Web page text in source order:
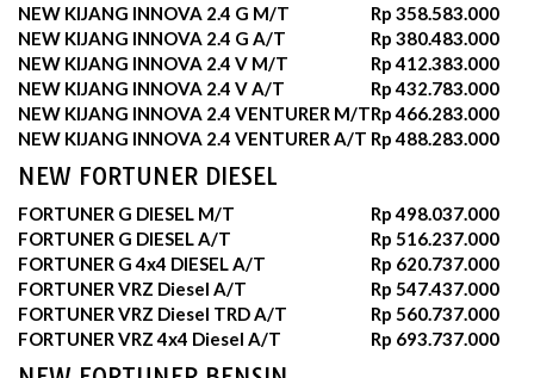
NEW KIJANG INNOVA 2.4 G M/T
Rp 358.583.000
NEW KIJANG INNOVA 2.4 G A/T
Rp 380.483.000
NEW KIJANG INNOVA 2.4 V M/T
Rp 412.383.000
NEW KIJANG INNOVA 2.4 V A/T
Rp 432.783.000
NEW KIJANG INNOVA 2.4 VENTURER M/TRp 466.283.000
NEW KIJANG INNOVA 2.4 VENTURER A/T Rp 488.283.000
NEW FORTUNER DIESEL
FORTUNER G DIESEL M/T
Rp 498.037.000
FORTUNER G DIESEL A/T
Rp 516.237.000
FORTUNER G 4x4 DIESEL A/T
Rp 620.737.000
FORTUNER VRZ Diesel A/T
Rp 547.437.000
FORTUNER VRZ Diesel TRD A/T
Rp 560.737.000
FORTUNER VRZ 4x4 Diesel A/T
Rp 693.737.000